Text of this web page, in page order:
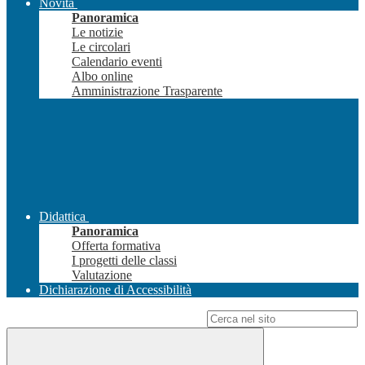
Novità
Panoramica
Le notizie
Le circolari
Calendario eventi
Albo online
Amministrazione Trasparente
Didattica
Panoramica
Offerta formativa
I progetti delle classi
Valutazione
Dichiarazione di Accessibilità